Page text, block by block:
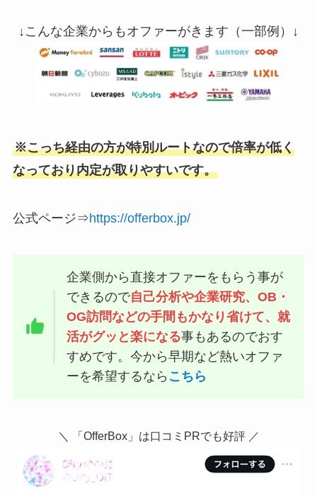
↓こんな企業からもオファーがきます（一部例）↓
※こっち経由の方が特別ルートなので倍率が低く
なっており内定が取りやすいです。
公式ページ⇒https://offerbox.jp/
企業側から直接オファーをもらう事が
できるので自己分析や企業研究、OB・
OG訪問などの手間もかなり省けて、就
活がグッと楽になる事もあるのでおす
すめです。今から早期など熱いオファ
ーを希望するなら こちら
＼ 「OfferBox」は口コミPRでも好評 ／